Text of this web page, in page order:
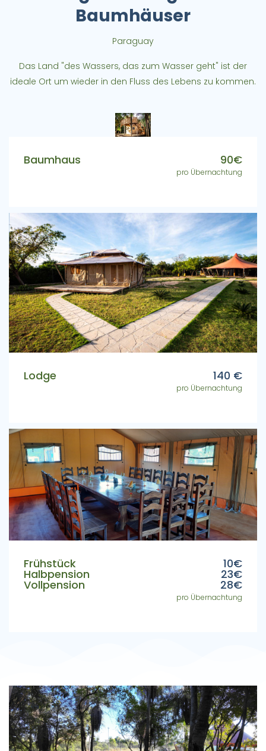
Baumhäuser
Paraguay
Das Land "des Wassers, das zum Wasser geht" ist der
ideale Ort um wieder in den Fluss des Lebens zu kommen.
Baumhaus 90€
pro Übernachtung
Lodge 140 €
pro Übernachtung
Frühstück 10€
Halbpension 23€
Vollpension 28€
pro Übernachtung